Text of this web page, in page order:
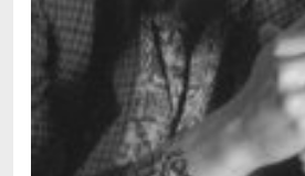
Aburas, Lone
Achebe, Chinua
Achmatova, Anna
Aciman, André
Ackebo, Lena
Acker, Kathy
Ackroyd, Peter
Adam de la Halle